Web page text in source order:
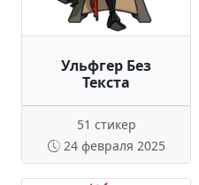
Ульфгер Без
Текста
51 стикер
24 февраля 2025